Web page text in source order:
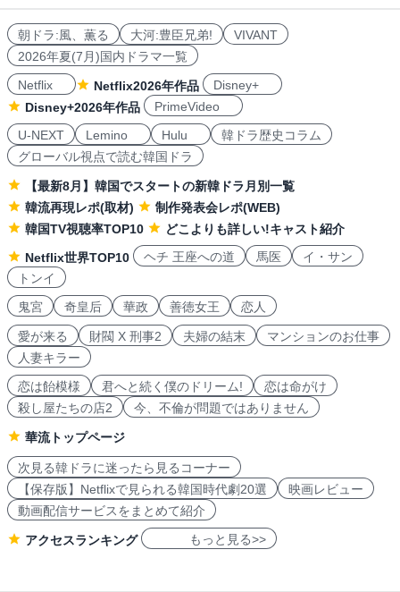
朝ドラ:風、薫る 大河:豊臣兄弟!
VIVANT
2026年夏(7月)国内ドラマ一覧
Netflix
Netflix2026年作品
Disney+
Disney+2026年作品
PrimeVideo
U-NEXT
Lemino Hulu
韓ドラ歴史コラム
グローバル視点で読む韓国ドラ
【最新8月】韓国でスタートの新韓ドラ月別一覧
韓流再現レポ(取材)
制作発表会レポ(WEB)
韓国TV視聴率TOP10
どこよりも詳しい!キャスト紹介
Netflix世界TOP10
ヘチ 王座への道 馬医
イ・サン
トンイ
鬼宮
奇皇后 華政 善徳女王 恋人
愛が来る 財閥 X 刑事2 夫婦の結末
マンションのお仕事
人妻キラー
恋は飴模様
君へと続く僕のドリーム!
恋は命がけ
殺し屋たちの店2
今、不倫が問題ではありません
華流トップページ
次見る韓ドラに迷ったら見るコーナー
【保存版】Netflixで見られる韓国時代劇20選
映画レビュー
動画配信サービスをまとめて紹介
アクセスランキング もっと見る>>